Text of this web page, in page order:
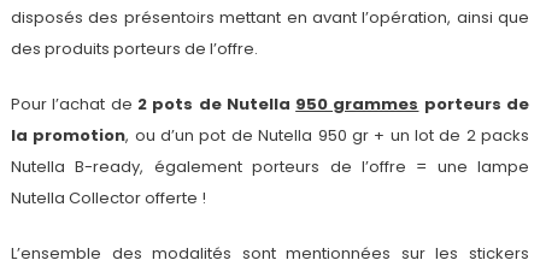
disposés des présentoirs mettant en avant l’opération, ainsi que
des produits porteurs de l’offre.
Pour l’achat de 2 pots de Nutella 950 grammes porteurs de
la promotion, ou d’un pot de Nutella 950 gr + un lot de 2 packs
Nutella B-ready, également porteurs de l’offre = une lampe
Nutella Collector offerte !
L’ensemble des modalités sont mentionnées sur les stickers